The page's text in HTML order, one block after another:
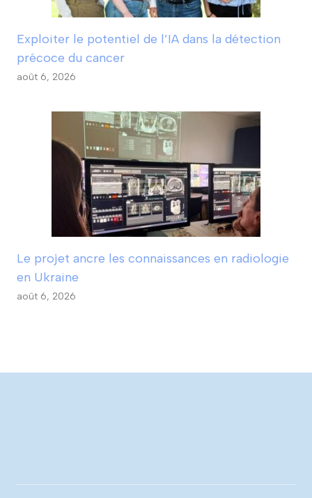
Exploiter le potentiel de l’IA dans la détection
précoce du cancer
août 6, 2026
Le projet ancre les connaissances en radiologie
en Ukraine
août 6, 2026